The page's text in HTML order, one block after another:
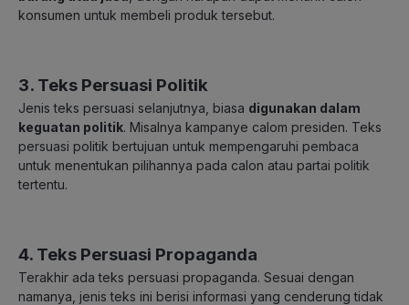
konsumen untuk membeli produk tersebut.
3. Teks Persuasi Politik
Jenis teks persuasi selanjutnya, biasa digunakan dalam
keguatan politik. Misalnya kampanye calom presiden. Teks
persuasi politik bertujuan untuk mempengaruhi pembaca
untuk menentukan pilihannya pada calon atau partai politik
tertentu.
4. Teks Persuasi Propaganda
Terakhir ada teks persuasi propaganda. Sesuai dengan
namanya, jenis teks ini berisi informasi yang cenderung tidak